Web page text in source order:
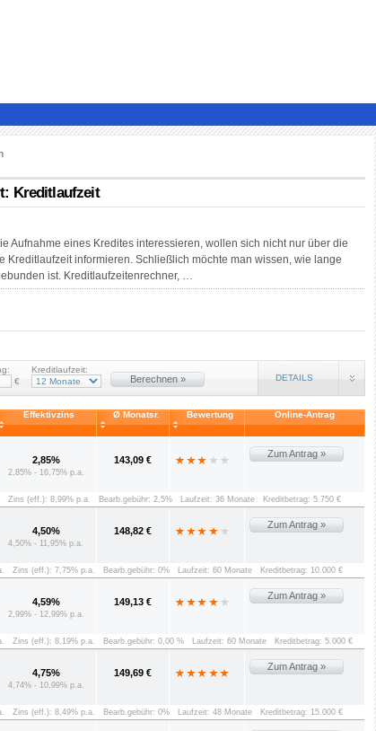
Kreditlaufzeit
Aufnahme eines Kredites interessieren, wollen sich nicht nur über die
Kreditlaufzeit informieren. Schließlich möchte man wissen, wie lange
ist. Kreditlaufzeitenrechner, …
€
Kreditlaufzeit:
Berechnen » DETAILS
Effektivzins Ø Monatsr. Bewertung Online-Antrag
2,85%
2,85% - 16,75% p.a.
143,09 €
Zum Antrag »
Zins (eff.): 8,99% p.a. Bearb.gebühr: 2,5% Laufzeit: 36 Monate Kreditbetrag: 5.750 €
4,50%
4,50% - 11,95% p.a.
148,82 €
Zum Antrag »
Zins (eff.): 7,75% p.a. Bearb.gebühr: 0% Laufzeit: 60 Monate Kreditbetrag: 10.000 €
4,59%
2,99% - 12,99% p.a.
149,13 €
Zum Antrag »
Zins (eff.): 8,19% p.a. Bearb.gebühr: 0,00 % Laufzeit: 60 Monate Kreditbetrag: 5.000 €
4,75%
4,74% - 10,99% p.a.
149,69 €
Zum Antrag »
Zins (eff.): 8,49% p.a. Bearb.gebühr: 0% Laufzeit: 48 Monate Kreditbetrag: 15.000 €